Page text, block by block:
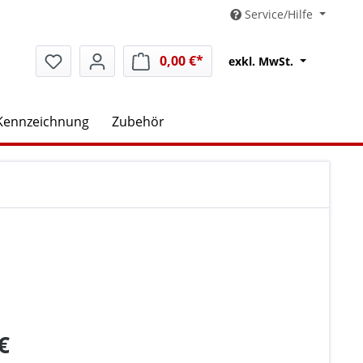
Service/Hilfe
0,00 €*Warenkorb enthält 0
exkl. MwSt.
Zubehör